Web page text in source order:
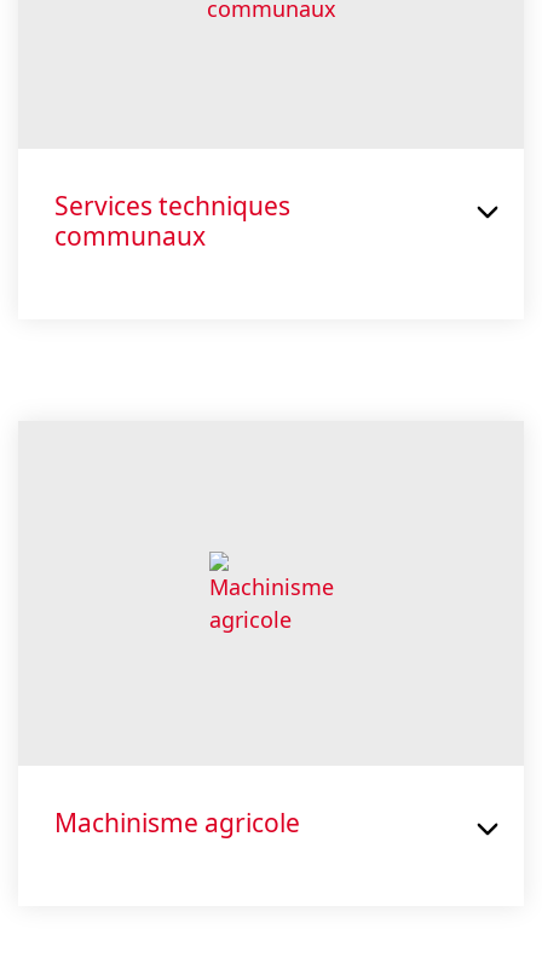
Services techniques
communaux
Machinisme agricole